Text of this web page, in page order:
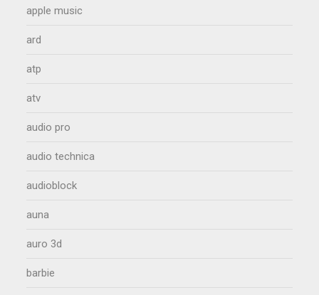
apple music
ard
atp
atv
audio pro
audio technica
audioblock
auna
auro 3d
barbie